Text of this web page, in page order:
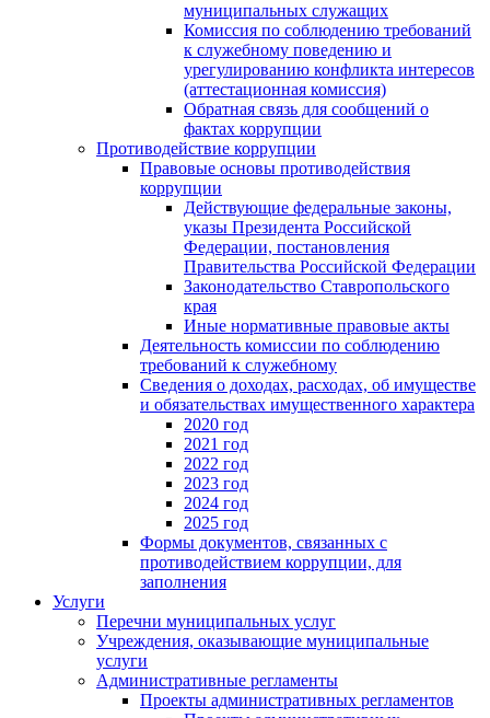
муниципальных служащих
Комиссия по соблюдению требований
к служебному поведению и
урегулированию конфликта интересов
(аттестационная комиссия)
Обратная связь для сообщений о
фактах коррупции
Противодействие коррупции
Правовые основы противодействия
коррупции
Действующие федеральные законы,
указы Президента Российской
Федерации, постановления
Правительства Российской Федерации
Законодательство Ставропольского
края
Иные нормативные правовые акты
Деятельность комиссии по соблюдению
требований к служебному
Сведения о доходах, расходах, об имуществе
и обязательствах имущественного характера
2020 год
2021 год
2022 год
2023 год
2024 год
2025 год
Формы документов, связанных с
противодействием коррупции, для
заполнения
Услуги
Перечни муниципальных услуг
Учреждения, оказывающие муниципальные
услуги
Административные регламенты
Проекты административных регламентов